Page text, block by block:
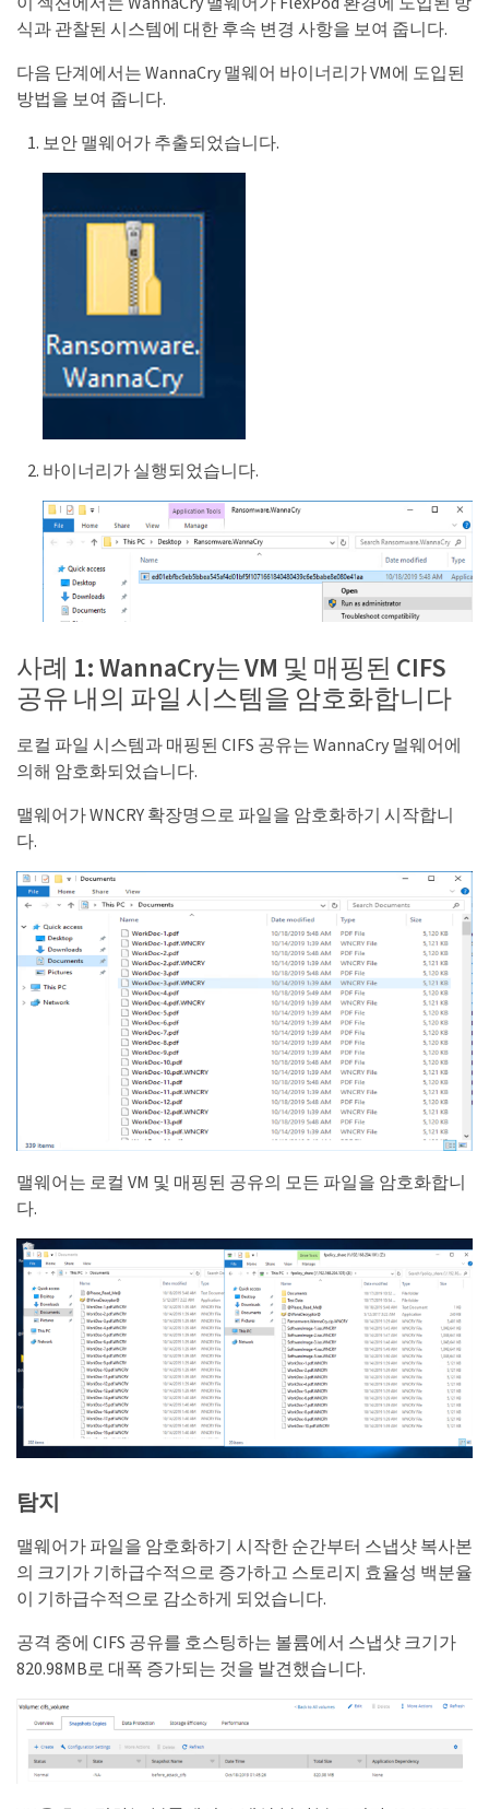
식과 관찰된 시스템에 대한 후속 변경 사항을 보여 줍니다.
다음 단계에서는 WannaCry 맬웨어 바이너리가 VM에 도입된
방법을 보여 줍니다.
보안 맬웨어가 추출되었습니다.
바이너리가 실행되었습니다.
사례 1: WannaCry는 VM 및 매핑된 CIFS
공유 내의 파일 시스템을 암호화합니다
로컬 파일 시스템과 매핑된 CIFS 공유는 WannaCry 멀웨어에
의해 암호화되었습니다.
맬웨어가 WNCRY 확장명으로 파일을 암호화하기 시작합니
다.
맬웨어는 로컬 VM 및 매핑된 공유의 모든 파일을 암호화합니
다.
탐지
맬웨어가 파일을 암호화하기 시작한 순간부터 스냅샷 복사본
의 크기가 기하급수적으로 증가하고 스토리지 효율성 백분율
이 기하급수적으로 감소하게 되었습니다.
공격 중에 CIFS 공유를 호스팅하는 볼륨에서 스냅샷 크기가
820.98MB로 대폭 증가되는 것을 발견했습니다.